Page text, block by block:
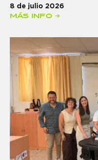
8 de julio 2026
MÁS INFO →